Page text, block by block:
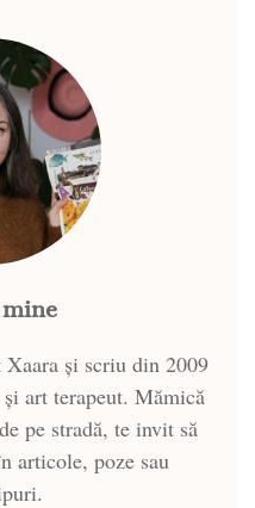
și scriu din 2009
art terapeut. Mămică
pe stradă, te invit să
articole, poze sau